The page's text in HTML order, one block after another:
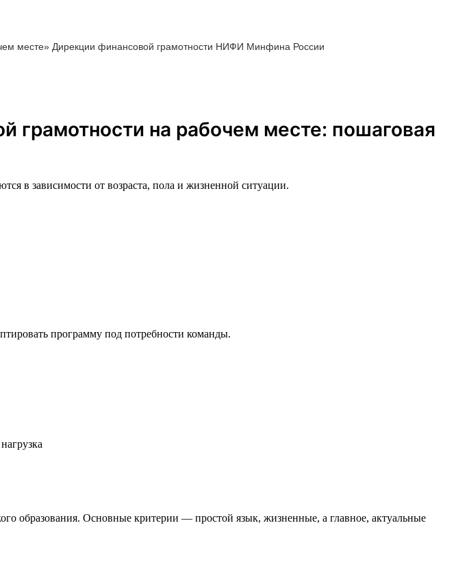
месте» Дирекции финансовой грамотности НИФИ Минфина России
грамотности на рабочем месте: пошаговая
в зависимости от возраста, пола и жизненной ситуации.
программу под потребности команды.
образования. Основные критерии — простой язык, жизненные, а главное, актуальные